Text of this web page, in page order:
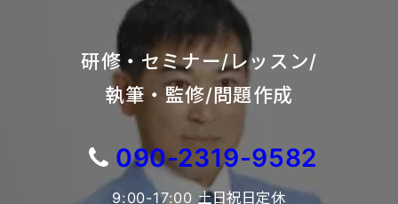
研修・セミナー/レッスン/
執筆・監修/問題作成
090-2319-9582
9:00-17:00 土日祝日定休